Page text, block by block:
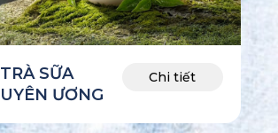
TRÀ SỮA
UYÊN ƯƠNG
Chi tiết